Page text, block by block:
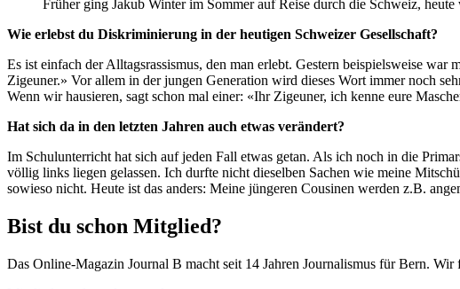
Früher ging Jakub Winter im Sommer auf Reise durch die Schweiz,
Wie erlebst du Diskriminierung in der heutigen Schweizer Gesellschaft?
Es ist einfach der Alltagsrassismus, den man erlebt. Gestern beispielsweise
Zigeuner.» Vor allem in der jungen Generation wird dieses Wort immer noch
Wenn wir hausieren, sagt schon mal einer: «Ihr Zigeuner, ich kenne eure
Hat sich da in den letzten Jahren auch etwas verändert?
Im Schulunterricht hat sich auf jeden Fall etwas getan. Als ich noch in die
völlig links liegen gelassen. Ich durfte nicht dieselben Sachen wie meine
sowieso nicht. Heute ist das anders: Meine jüngeren Cousinen werden z.B.
Bist du schon Mitglied?
Das Online-Magazin Journal B macht seit 14 Jahren Journalismus für Bern.